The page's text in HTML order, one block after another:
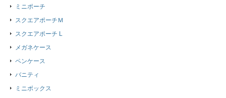
ミニポーチ
スクエアポーチＭ
スクエアポーチ L
メガネケース
ペンケース
バニティ
ミニボックス